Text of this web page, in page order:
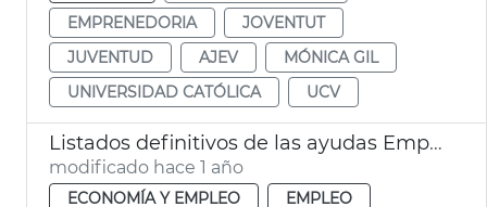
EMPRENEDORIA
JOVENTUT
JUVENTUD
AJEV
MÓNICA GIL
UNIVERSIDAD CATÓLICA
UCV
Listados definitivos de las ayudas Emprende y Contrata y Artistas Falleros
modificado hace 1 año
ECONOMÍA Y EMPLEO
EMPLEO